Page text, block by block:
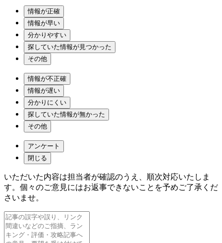
情報が正確
情報が早い
分かりやすい
探していた情報が見つかった
その他
情報が不正確
情報が遅い
分かりにくい
探していた情報が無かった
その他
アンケート
閉じる
いただいた内容は担当者が確認のうえ、順次対応いたしま
す。個々のご意見にはお返事できないことを予めご了承くだ
さいませ。